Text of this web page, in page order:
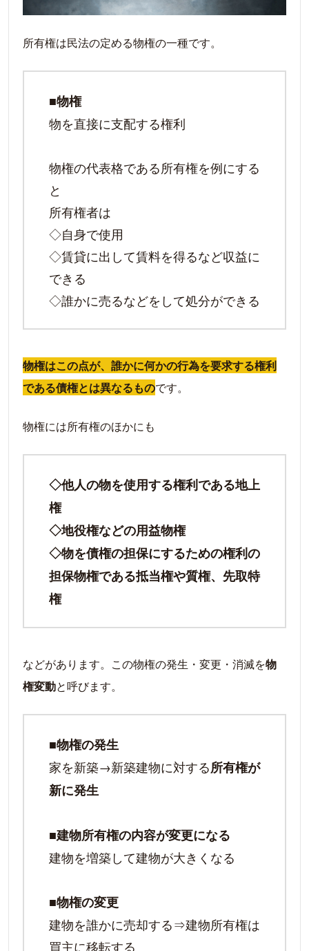
所有権は民法の定める物権の一種です。
■物権
物を直接に支配する権利
物権の代表格である所有権を例にする
と
所有権者は
◇自身で使用
◇賃貸に出して賃料を得るなど収益に
できる
◇誰かに売るなどをして処分ができる
物権はこの点が、誰かに何かの行為を要求する権利
である債権とは異なるものです。
物権には所有権のほかにも
◇他人の物を使用する権利である地上
権
◇地役権などの用益物権
◇物を債権の担保にするための権利の
担保物権である抵当権や質権、先取特
権
などがあります。この物権の発生・変更・消滅を物
権変動と呼びます。
■物権の発生
家を新築→新築建物に対する所有権が
新に発生
■建物所有権の内容が変更になる
建物を増築して建物が大きくなる
■物権の変更
建物を誰かに売却する⇒建物所有権は
買主に移転する